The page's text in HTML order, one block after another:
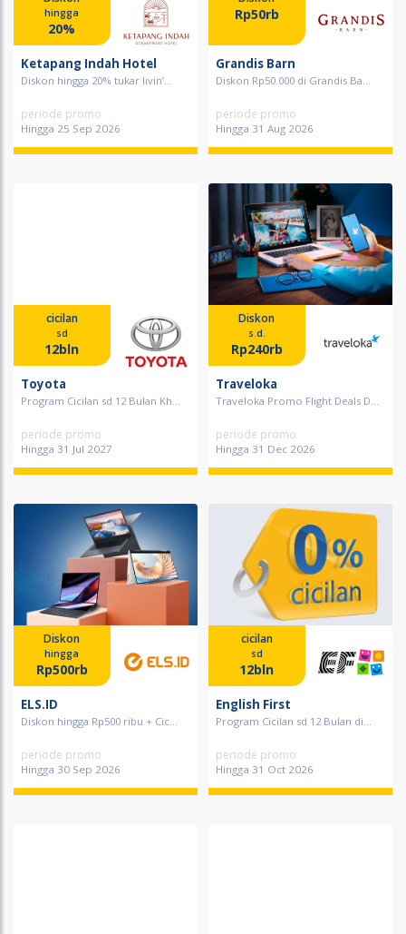
hingga
20%
Ketapang Indah Hotel
Diskon hingga 20% tukar livin’...
periode promo
Hingga 25 Sep 2026
Rp50rb
Grandis Barn
Diskon Rp50.000 di Grandis Ba...
periode promo
Hingga 31 Aug 2026
cicilan
sd
12bln
Toyota
Program Cicilan sd 12 Bulan Kh...
periode promo
Hingga 31 Jul 2027
Diskon
s.d.
Rp240rb
Traveloka
Traveloka Promo Flight Deals D...
periode promo
Hingga 31 Dec 2026
Diskon
hingga
Rp500rb
ELS.ID
Diskon hingga Rp500 ribu + Cic...
periode promo
Hingga 30 Sep 2026
cicilan
sd
12bln
English First
Program Cicilan sd 12 Bulan di...
periode promo
Hingga 31 Oct 2026